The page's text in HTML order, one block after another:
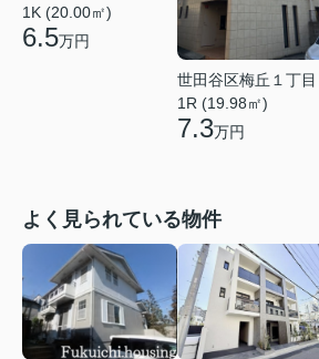
1K (20.00㎡)
6.5万円
世田谷区梅丘１丁目
1R (19.98㎡)
7.3万円
よく見られている物件